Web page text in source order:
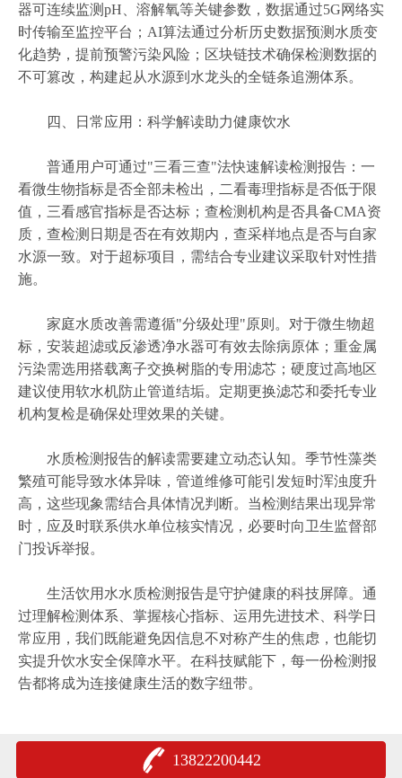
器可连续监测pH、溶解氧等关键参数，数据通过5G网络实
时传输至监控平台；AI算法通过分析历史数据预测水质变
化趋势，提前预警污染风险；区块链技术确保检测数据的
不可篡改，构建起从水源到水龙头的全链条追溯体系。
四、日常应用：科学解读助力健康饮水
普通用户可通过"三看三查"法快速解读检测报告：一
看微生物指标是否全部未检出，二看毒理指标是否低于限
值，三看感官指标是否达标；查检测机构是否具备CMA资
质，查检测日期是否在有效期内，查采样地点是否与自家
水源一致。对于超标项目，需结合专业建议采取针对性措
施。
家庭水质改善需遵循"分级处理"原则。对于微生物超
标，安装超滤或反渗透净水器可有效去除病原体；重金属
污染需选用搭载离子交换树脂的专用滤芯；硬度过高地区
建议使用软水机防止管道结垢。定期更换滤芯和委托专业
机构复检是确保处理效果的关键。
水质检测报告的解读需要建立动态认知。季节性藻类
繁殖可能导致水体异味，管道维修可能引发短时浑浊度升
高，这些现象需结合具体情况判断。当检测结果出现异常
时，应及时联系供水单位核实情况，必要时向卫生监督部
门投诉举报。
生活饮用水水质检测报告是守护健康的科技屏障。通
过理解检测体系、掌握核心指标、运用先进技术、科学日
常应用，我们既能避免因信息不对称产生的焦虑，也能切
实提升饮水安全保障水平。在科技赋能下，每一份检测报
告都将成为连接健康生活的数字纽带。
13822200442